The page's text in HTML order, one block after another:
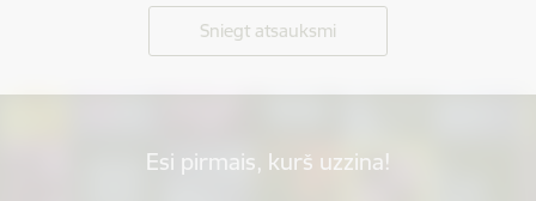
SVĒTKU PROGRAMMA
Sniegt atsauksmi
Esi pirmais, kurš uzzina!